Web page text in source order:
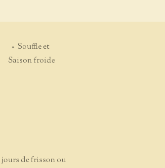
» Souffle et
Saison froide
de frisson ou